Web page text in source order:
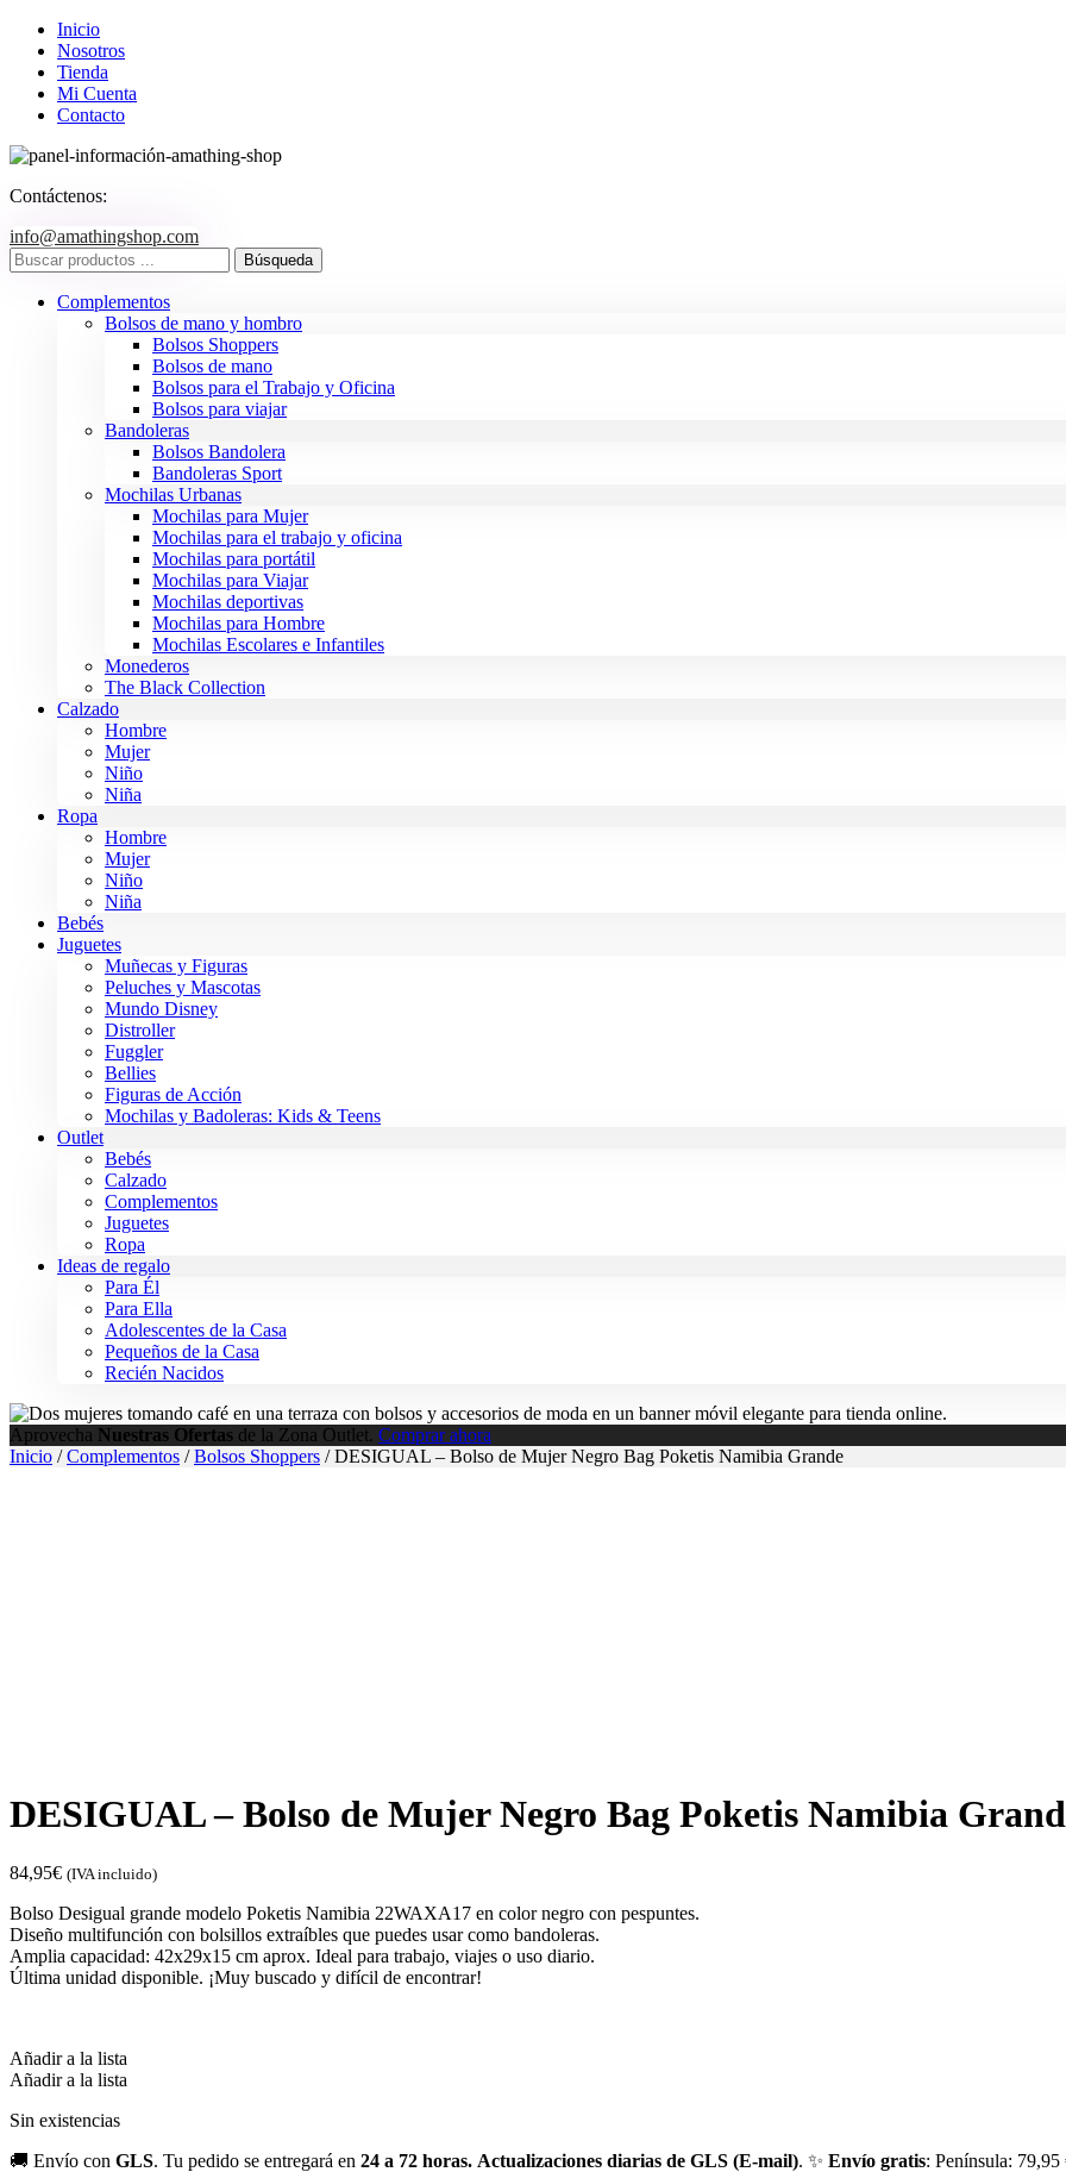
Inicio
Nosotros
Tienda
Mi Cuenta
Contacto
Contáctenos:
info@amathingshop.com
Complementos
Bolsos de mano y hombro
Bolsos Shoppers
Bolsos de mano
Bolsos para el Trabajo y Oficina
Bolsos para viajar
Bandoleras
Bolsos Bandolera
Bandoleras Sport
Mochilas Urbanas
Mochilas para Mujer
Mochilas para el trabajo y oficina
Mochilas para portátil
Mochilas para Viajar
Mochilas deportivas
Mochilas para Hombre
Mochilas Escolares e Infantiles
Monederos
The Black Collection
Calzado
Hombre
Mujer
Niño
Niña
Ropa
Hombre
Mujer
Niño
Niña
Bebés
Juguetes
Muñecas y Figuras
Peluches y Mascotas
Mundo Disney
Distroller
Fuggler
Bellies
Figuras de Acción
Mochilas y Badoleras: Kids & Teens
Outlet
Bebés
Calzado
Complementos
Juguetes
Ropa
Ideas de regalo
Para Él
Para Ella
Adolescentes de la Casa
Pequeños de la Casa
Recién Nacidos
Aprovecha Nuestras Ofertas de la Zona Outlet. Comprar ahora
Inicio /Complementos /Bolsos Shoppers / DESIGUAL – Bolso de Mujer Negro Bag Poketis Namibia Grande
DESIGUAL – Bolso de Mujer Negro Bag Poketis Namibia
84,95€ (IVA incluido)
Bolso Desigual grande modelo Poketis Namibia 22WAXA17 en color negro con pespuntes.
Diseño multifunción con bolsillos extraíbles que puedes usar como bandoleras.
Amplia capacidad: 42x29x15 cm aprox. Ideal para trabajo, viajes o uso diario.
Última unidad disponible. ¡Muy buscado y difícil de encontrar!
Añadir a la lista
Añadir a la lista
Sin existencias
🚚 Envío con GLS. Tu pedido se entregará en 24 a 72 horas. Actualizaciones diarias de GLS (E-mail). ✨ Envío gratis: Península: